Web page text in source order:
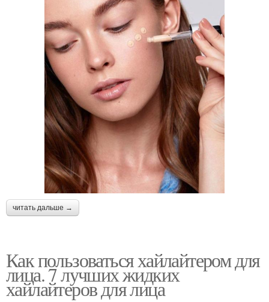
читать дальше →
Как пользоваться хайлайтером для
лица. 7 лучших жидких
хайлайтеров для лица